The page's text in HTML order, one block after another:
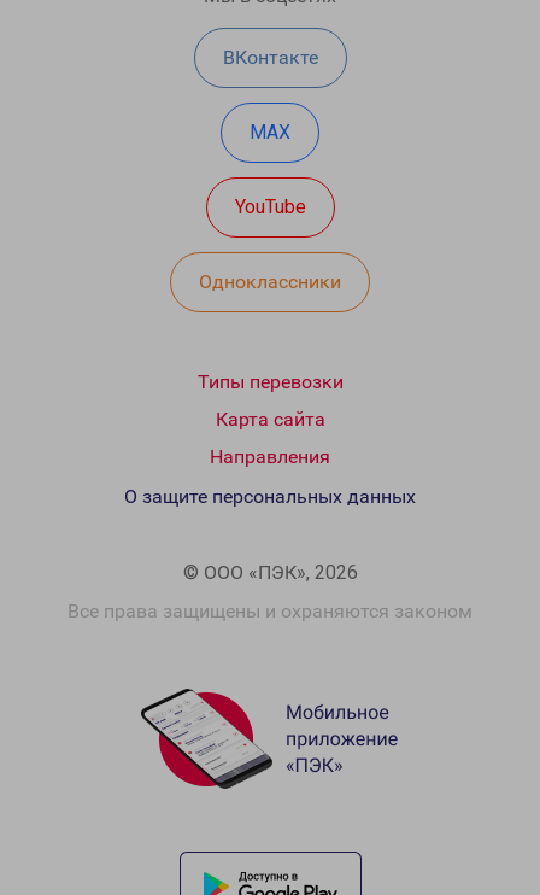
ВКонтакте
MAX
YouTube
Одноклассники
Типы перевозки
Карта сайта
Направления
© ООО «ПЭК», 2026
Все права защищены и охраняются законом
О защите персональных данных